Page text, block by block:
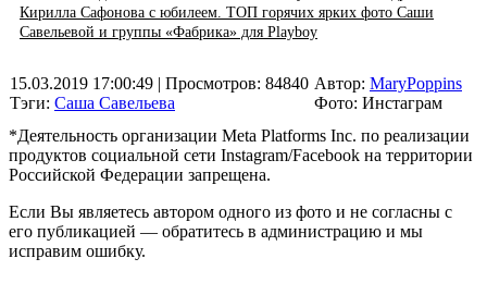
Кирилла Сафонова с юбилеем. ТОП горячих ярких фото Саши
Савельевой и группы «Фабрика» для Playboy
15.03.2019 17:00:49 | Просмотров: 84840
Тэги: Саша Савельева
Автор: MaryPoppins
Фото: Инстаграм
*Деятельность организации Meta Platforms Inc. по реализации
продуктов социальной сети Instagram/Facebook на территории
Российской Федерации запрещена.
Если Вы являетесь автором одного из фото и не согласны с
его публикацией — обратитесь в администрацию и мы
исправим ошибку.